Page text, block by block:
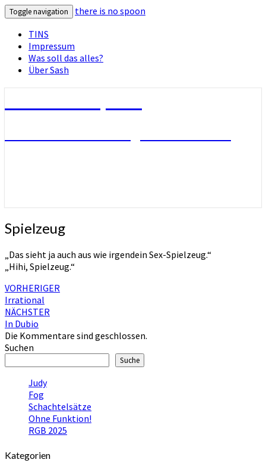
Toggle navigation
there is no spoon
TINS
Impressum
Was soll das alles?
Über Sash
Spielzeug
Spielzeug
„Das sieht ja auch aus wie irgendein Sex-Spielzeug.“
„Hihi, Spielzeug.“
Beitragsnavigation
VORHERIGER
Irrational
NÄCHSTER
In Dubio
Die Kommentare sind geschlossen.
Suchen
Suche
Judy
Fog
Schachtelsätze
Ohne Funktion!
RGB 2025
Kategorien